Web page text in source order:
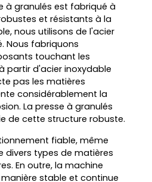
à granulés est fabriqué à
et résistants à la
nous utilisons de l'acier
Nous fabriquons
touchant les
partir d'acier inoxydable
pas les matières
considérablement la
La presse à granulés
de cette structure robuste.
fiable, même
divers types de matières
En outre, la machine
stable et continue